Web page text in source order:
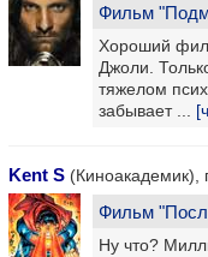
Фильм
Хороший
Джоли.
тяжелом
забывает ...
Kent S (Киноакадемик),
Фильм
Ну что?